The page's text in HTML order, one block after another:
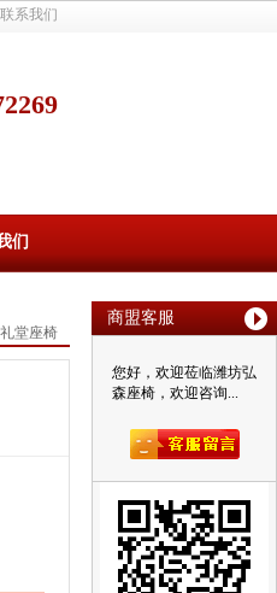
商盟客服
您好，欢迎莅临潍坊弘
森座椅，欢迎咨询...
联系我们
们
堂座椅